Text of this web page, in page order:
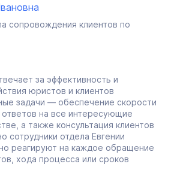
сопровождения клиентов по
за эффективность и
юристов и клиентов
задачи — обеспечение скорости
на все интересующие
а также консультация клиентов
сотрудники отдела Евгении
реагируют на каждое обращение
хода процесса или сроков